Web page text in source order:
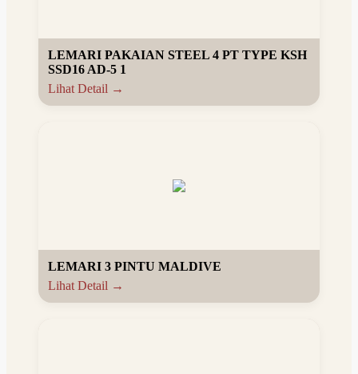
LEMARI PAKAIAN STEEL 4 PT TYPE KSH
SSD16 AD-5 1
Lihat Detail →
LEMARI 3 PINTU MALDIVE
Lihat Detail →